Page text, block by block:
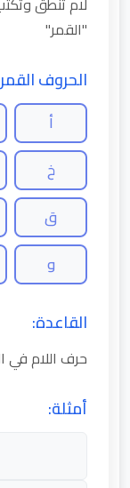
"القمر"
الحروف
أ
خ
ق
و
القاعدة:
حرف اللام
أمثلة: